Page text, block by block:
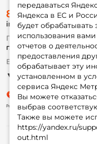
передаваться
Яндекса в ЕС и
будет
использования вами
отчетов о
предоставления
обрабатывает эту
установленном в
сервиса Яндекс
Вы можете
выбрав
Также вы можете
https://yandex.ru/
out.html
Повторите пароль: *
Заполняя данную
персональных данных
У меня
О
8 (495) 532-77-88
info@foxfishing.ru
По вопросам с заказом
г. Москва, ул.
Ежедневно 10:00 до